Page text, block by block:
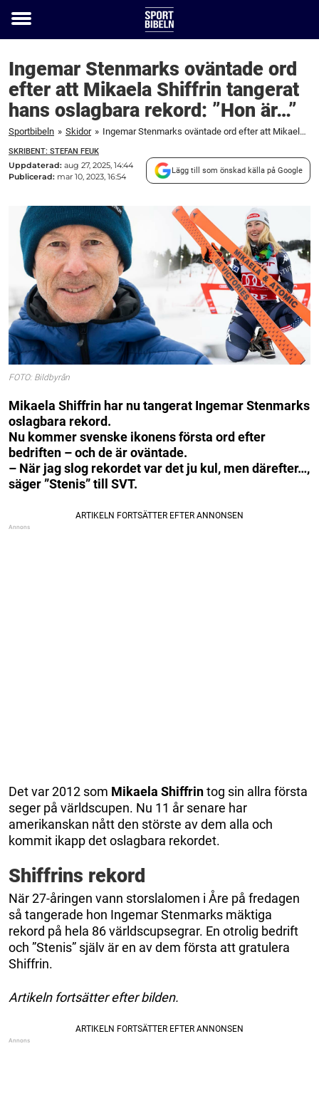
Toggle
Ingemar Stenmarks oväntade ord
efter att Mikaela Shiffrin tangerat
hans oslagbara rekord: ”Hon är…”
Sportbibeln » Skidor » Ingemar Stenmarks oväntade ord efter att Mikaela Shiffrin tangerat hans oslagbara rekord: "Hon är..."
SKRIBENT: STEFAN FEUK
Uppdaterad: aug 27, 2025, 14:44
Publicerad: mar 10, 2023, 16:54
Lägg till som önskad källa på Google
FOTO: Bildbyrån
Mikaela Shiffrin har nu tangerat Ingemar Stenmarks
oslagbara rekord.
Nu kommer svenske ikonens första ord efter
bedriften – och de är oväntade.
– När jag slog rekordet var det ju kul, men därefter…,
säger ”Stenis” till SVT.
Det var 2012 som Mikaela Shiffrintog sin allra första
seger på världscupen. Nu 11 år senare har
amerikanskan nått den störste av dem alla och
kommit ikapp det oslagbara rekordet.
Shiffrins rekord
När 27-åringen vann storslalomen i Åre på fredagen
så tangerade hon Ingemar Stenmarks mäktiga
rekord på hela 86 världscupsegrar. En otrolig bedrift
och ”Stenis” själv är en av dem första att gratulera
Shiffrin.
Artikeln fortsätter efter bilden.